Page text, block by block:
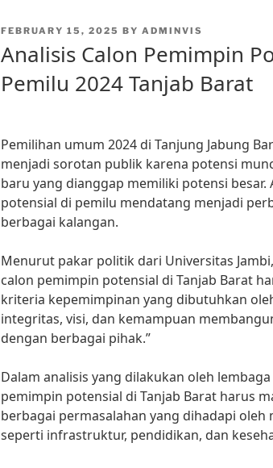
POSTED
FEBRUARY 15, 2025 BY ADMINVIS
Analisis Calon Pemimpin
Pemilu 2024 Tanjab Barat
Pemilihan umum 2024 di Tanjung Jabung
menjadi sorotan publik karena potensi
baru yang dianggap memiliki potensi besar.
potensial di pemilu mendatang menjadi
berbagai kalangan.
Menurut pakar politik dari Universitas Jambi,
calon pemimpin potensial di Tanjab Barat
kriteria kepemimpinan yang dibutuhkan
integritas, visi, dan kemampuan
dengan berbagai pihak.”
Dalam analisis yang dilakukan oleh
pemimpin potensial di Tanjab Barat harus
berbagai permasalahan yang dihadapi oleh
seperti infrastruktur, pendidikan, dan